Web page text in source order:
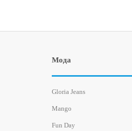
Мода
Gloria Jeans
Mango
Fun Day